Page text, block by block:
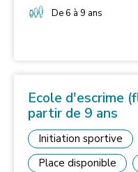
De 6 à 9 ans
Ecole d'escrime
partir de 9 ans
Initiation sportive
Place disponible